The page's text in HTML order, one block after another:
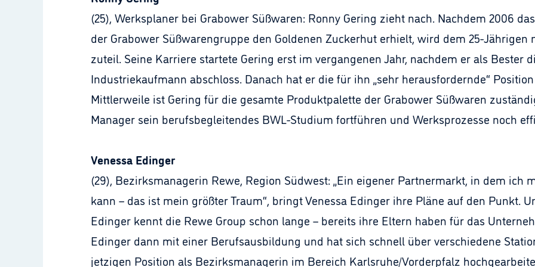
(25), Werksplaner bei Grabower Süßwaren: Ronny Gering zieht nach. Nachdem 2006
der Grabower Süßwarengruppe den Goldenen Zuckerhut erhielt, wird dem 25-Jährigen
zuteil. Seine Karriere startete Gering erst im vergangenen Jahr, nachdem er als Bester
Industriekaufmann abschloss. Danach hat er die für ihn „sehr herausfordernde“
Mittlerweile ist Gering für die gesamte Produktpalette der Grabower Süßwaren
Manager sein berufsbegleitendes BWL-Studium fortführen und Werksprozesse noch
Venessa Edinger
(29), Bezirksmanagerin Rewe, Region Südwest: „Ein eigener Partnermarkt, in dem ich
kann – das ist mein größter Traum“, bringt Venessa Edinger ihre Pläne auf den Punkt.
Edinger kennt die Rewe Group schon lange – bereits ihre Eltern haben für das
Edinger dann mit einer Berufsausbildung und hat sich schnell über verschiedene
jetzigen Position als Bezirksmanagerin im Bereich Karlsruhe/Vorderpfalz